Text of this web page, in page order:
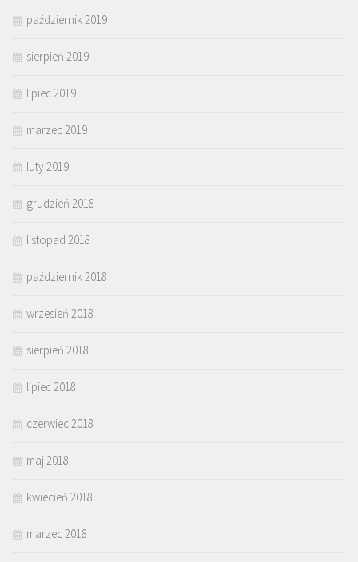
październik 2019
sierpień 2019
lipiec 2019
marzec 2019
luty 2019
grudzień 2018
listopad 2018
październik 2018
wrzesień 2018
sierpień 2018
lipiec 2018
czerwiec 2018
maj 2018
kwiecień 2018
marzec 2018